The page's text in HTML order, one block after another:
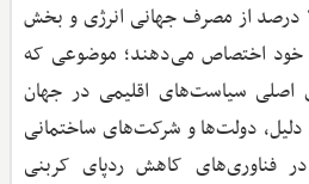
انرژی، ساختمان‌ها حدود ۳۰ درصد از مصرف جهانی انرژی و بخش
خود اختصاص می‌دهند؛ موضوعی که
اصلی سیاست‌های اقلیمی در جهان
دولت‌ها و شرکت‌های ساختمانی
فناوری‌های کاهش ردپای کربنی